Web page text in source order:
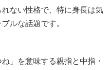
ない性格で、特に身長は気
ルな話題です。
」を意味する親指と中指・